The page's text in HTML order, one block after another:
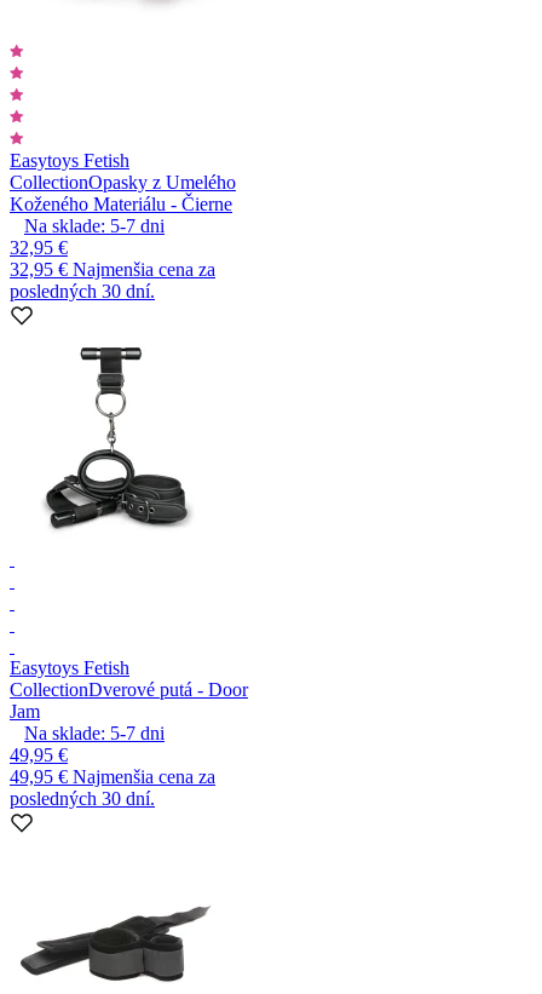
Easytoys Fetish
CollectionOpasky z Umelého
Koženého Materiálu - Čierne
Na sklade: 5-7 dni
32,95 €
32,95 € Najmenšia cena za
posledných 30 dní.
Easytoys Fetish
CollectionDverové putá - Door
Jam
Na sklade: 5-7 dni
49,95 €
49,95 € Najmenšia cena za
posledných 30 dní.